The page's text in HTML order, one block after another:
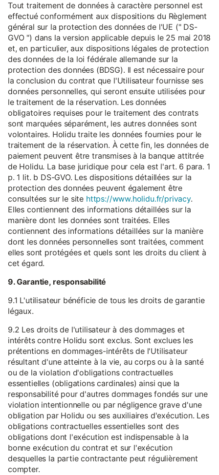
Tout traitement de données à caractère personnel est
effectué conformément aux dispositions du Règlement
général sur la protection des données de l'UE (" DS-
GVO ") dans la version applicable depuis le 25 mai 2018
et, en particulier, aux dispositions légales de protection
des données de la loi fédérale allemande sur la
protection des données (BDSG). Il est nécessaire pour
la conclusion du contrat que l'Utilisateur fournisse ses
données personnelles, qui seront ensuite utilisées pour
le traitement de la réservation. Les données
obligatoires requises pour le traitement des contrats
sont marquées séparément, les autres données sont
volontaires. Holidu traite les données fournies pour le
traitement de la réservation. À cette fin, les données de
paiement peuvent être transmises à la banque attitrée
de Holidu. La base juridique pour cela est l'art. 6 para. 1
p. 1 lit. b DS-GVO. Les dispositions détaillées sur la
protection des données peuvent également être
consultées sur le site https://www.holidu.fr/privacy.
Elles contiennent des informations détaillées sur la
manière dont les données sont traitées. Elles
contiennent des informations détaillées sur la manière
dont les données personnelles sont traitées, comment
elles sont protégées et quels sont les droits du client à
cet égard.
9. Garantie, responsabilité
9.1 L'utilisateur bénéficie de tous les droits de garantie
légaux.
9.2 Les droits de l'utilisateur à des dommages et
intérêts contre Holidu sont exclus. Sont exclues les
prétentions en dommages-intérêts de l'Utilisateur
résultant d'une atteinte à la vie, au corps ou à la santé
ou de la violation d'obligations contractuelles
essentielles (obligations cardinales) ainsi que la
responsabilité pour d'autres dommages fondés sur une
violation intentionnelle ou par négligence grave d'une
obligation par Holidu ou ses auxiliaires d'exécution. Les
obligations contractuelles essentielles sont des
obligations dont l'exécution est indispensable à la
bonne exécution du contrat et sur l'exécution
desquelles la partie contractante peut régulièrement
compter.